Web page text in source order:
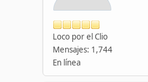
Loco por el Clio
Mensajes: 1,744
En línea